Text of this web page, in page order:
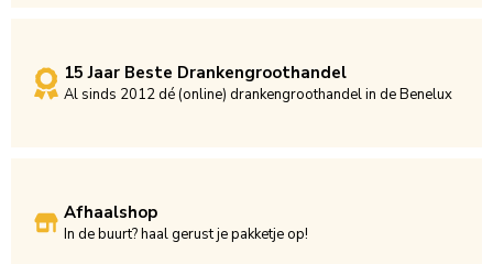
15 Jaar Beste Drankengroothandel
Al sinds 2012 dé (online) drankengroothandel in de Benelux
Afhaalshop
In de buurt? haal gerust je pakketje op!